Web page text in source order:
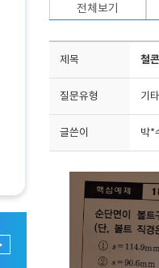
전체보기
제목 철
질문유형 기
글쓴이 박*